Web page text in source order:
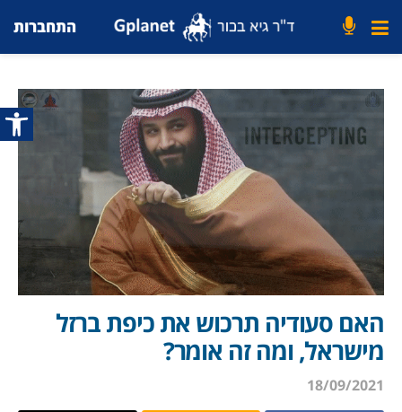
פתח
התחברות
האם סעודיה תרכוש את כיפת ברזל
מישראל, ומה זה אומר?
18/09/2021